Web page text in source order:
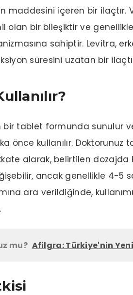
maddesini içeren bir ilaçtır.
olan bir bileşiktir ve
sahiptir. Levitra,
süresini uzatan bir
bir tablet formunda sunulur
önce kullanılır. Doktorunuz
alarak, belirtilen dozajda
ancak genellikle 4-5
ara verildiğinde,
mu? Afilgra: Türkiye'nin Yeni